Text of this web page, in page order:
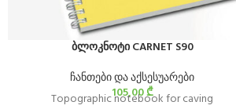
ბლოკნოტი CARNET S90
ჩანთები და აქსესუარები
105,00₾
Topographic notebook for caving